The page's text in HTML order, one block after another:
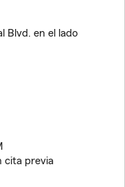
Blvd. en el lado
cita previa